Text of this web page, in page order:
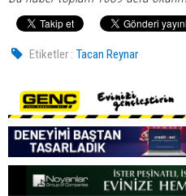
Etiketler : Tacan Reynar